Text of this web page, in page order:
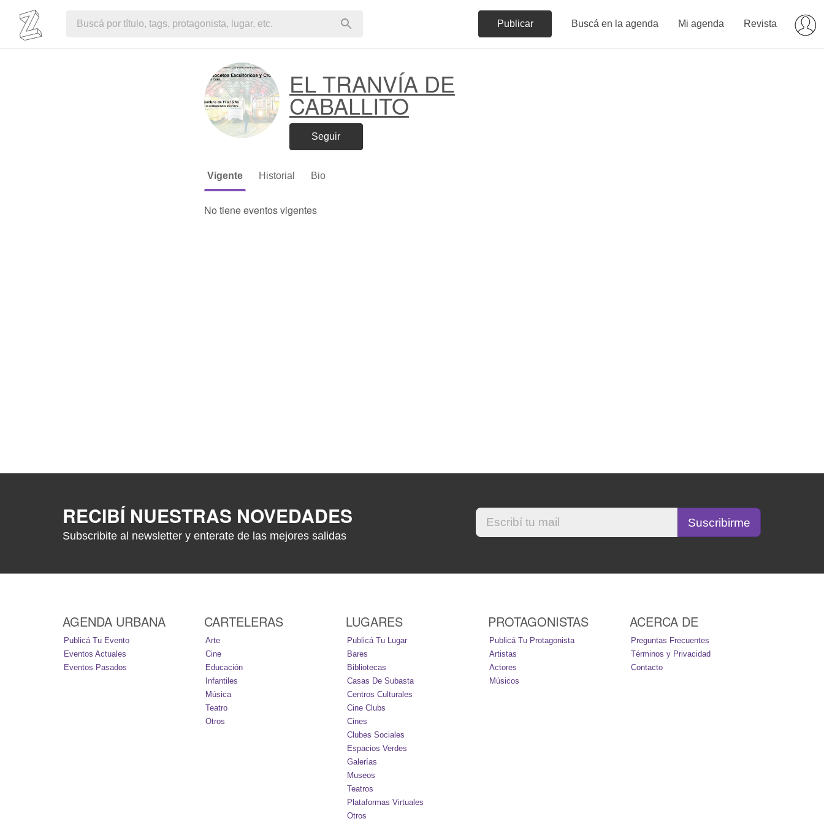
Publicar Buscá en la agenda Mi agenda Revista
EL TRANVÍA DE
CABALLITO
Seguir
Vigente Historial Bio
No tiene eventos vigentes
RECIBÍ NUESTRAS NOVEDADES
Subscribite al newsletter y enterate de las mejores salidas
AGENDA URBANA
Publicá Tu Evento
Eventos Actuales
Eventos Pasados
CARTELERAS
Arte
Cine
Educación
Infantiles
Música
Teatro
Otros
LUGARES
Publicá Tu Lugar
Bares
Bibliotecas
Casas De Subasta
Centros Culturales
Cine Clubs
Cines
Clubes Sociales
Espacios Verdes
Galerías
Museos
Teatros
Plataformas Virtuales
Otros
PROTAGONISTAS
Publicá Tu Protagonista
Artistas
Actores
Músicos
ACERCA DE
Preguntas Frecuentes
Términos y Privacidad
Contacto